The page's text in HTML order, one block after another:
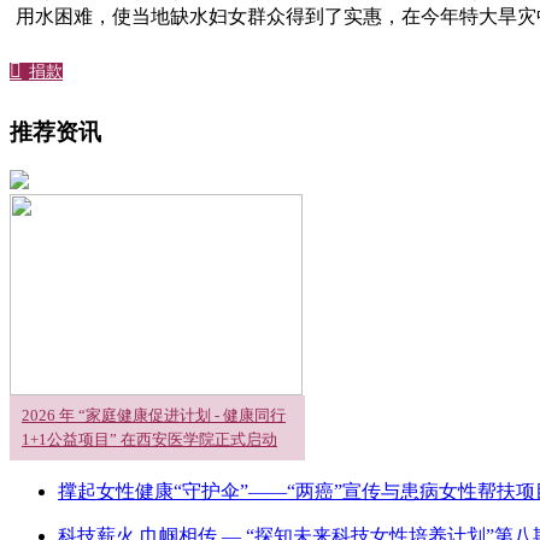
用水困难，使当地缺水妇女群众得到了实惠，在今年特大
 捐款
推荐资讯
2026 年 “家庭健康促进计划 - 健康同行
1+1公益项目” 在西安医学院正式启动
撑起女性健康“守护伞”——“两癌”宣传与患病女性帮扶